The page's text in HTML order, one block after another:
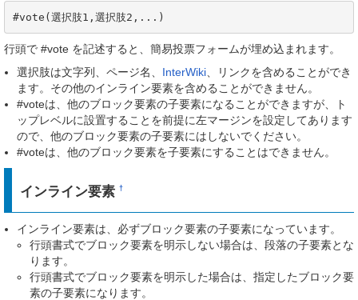
#vote(選択肢1,選択肢2,...)
行頭で #vote を記述すると、簡易投票フォームが埋め込まれます。
選択肢は文字列、ページ名、 InterWiki、リンクを含めることができ
ます。その他のインライン要素を含めることができません。
#voteは、他のブロック要素の子要素になることができますが、ト
ップレベルに設置することを前提に左マージンを設定してあります
ので、他のブロック要素の子要素にはしないでください。
#voteは、他のブロック要素を子要素にすることはできません。
インライン要素†
インライン要素は、必ずブロック要素の子要素になっています。
行頭書式でブロック要素を明示しない場合は、段落の子要素とな
ります。
行頭書式でブロック要素を明示した場合は、指定したブロック要
素の子要素になります。